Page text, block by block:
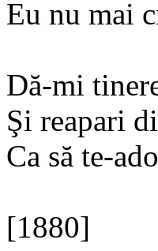
Eu nu mai
Dă‑mi
Şi reapari
Ca să te-
[1880]